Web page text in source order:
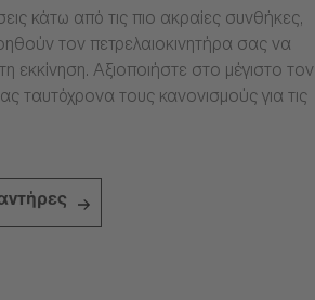
κάτω από τις πιο ακραίες συνθήκες,
τον πετρελαιοκινητήρα σας να
εκκίνηση. Αξιοποιήστε στο μέγιστο τον
ταυτόχρονα τους κανονισμούς για τις